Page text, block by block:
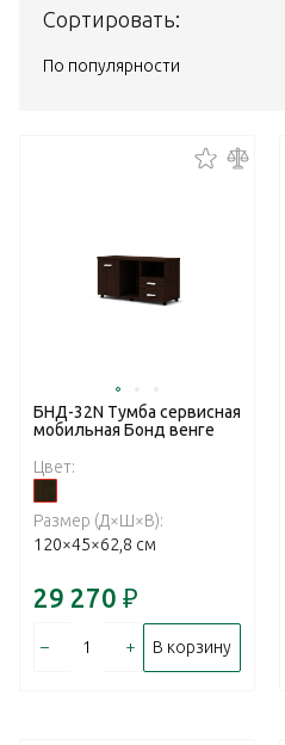
Сортировать:
По популярности
БНД-32N Тумба сервисная
мобильная Бонд венге
Цвет:
Размер (Д×Ш×В):
120×45×62,8 см
29 270 ₽
– + В корзину